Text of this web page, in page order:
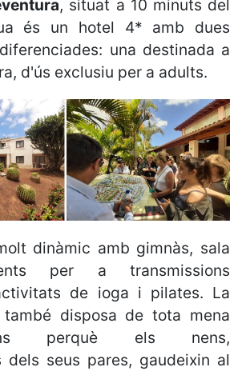
, situat a 10 minuts del
és un hotel 4* amb dues
una destinada a
d'ús exclusiu per a adults.
dinàmic amb gimnàs, sala
per a transmissions
de ioga i pilates. La
disposa de tota mena
perquè els nens,
dels seus pares, gaudeixin al